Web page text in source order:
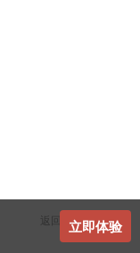
返回顶部立即体验